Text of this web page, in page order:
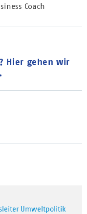
Coach
Hier gehen wir
Umweltpolitik